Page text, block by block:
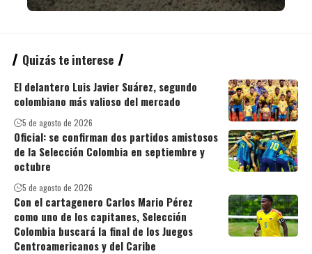
Quizás te interese
El delantero Luis Javier Suárez, segundo
colombiano más valioso del mercado
5 de agosto de 2026
Oficial: se confirman dos partidos amistosos
de la Selección Colombia en septiembre y
octubre
5 de agosto de 2026
Con el cartagenero Carlos Mario Pérez
como uno de los capitanes, Selección
Colombia buscará la final de los Juegos
Centroamericanos y del Caribe